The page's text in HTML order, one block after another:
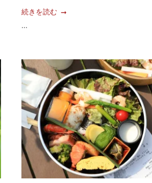
続きを読む
...